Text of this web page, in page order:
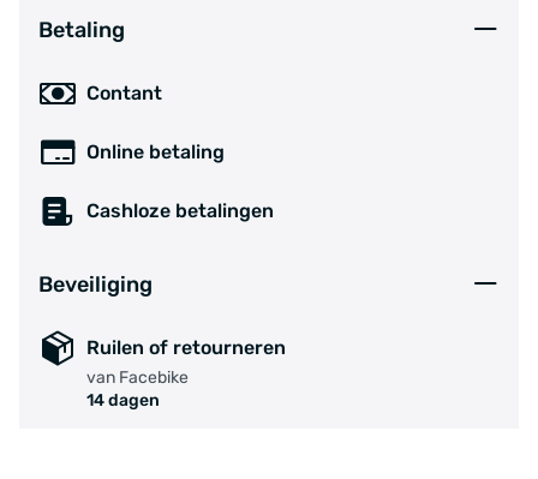
Betaling
Contant
Online betaling
Cashloze betalingen
Beveiliging
Ruilen of retourneren
van Facebike
14 dagen